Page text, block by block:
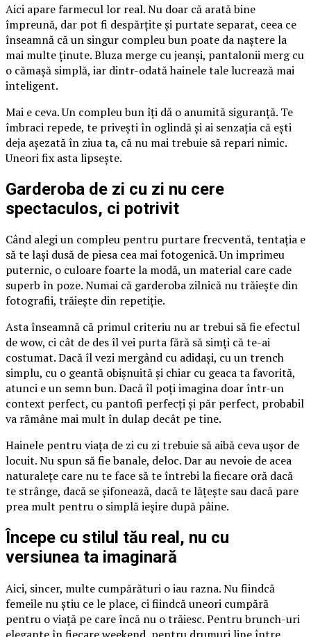
Aici apare farmecul lor real. Nu doar că arată bine
împreună, dar pot fi despărțite și purtate separat, ceea ce
înseamnă că un singur compleu bun poate da naștere la
mai multe ținute. Bluza merge cu jeanși, pantalonii merg cu
o cămașă simplă, iar dintr-odată hainele tale lucrează mai
inteligent.
Mai e ceva. Un compleu bun îți dă o anumită siguranță. Te
îmbraci repede, te privești în oglindă și ai senzația că ești
deja așezată în ziua ta, că nu mai trebuie să repari nimic.
Uneori fix asta lipsește.
Garderoba de zi cu zi nu cere
spectaculos, ci potrivit
Când alegi un compleu pentru purtare frecventă, tentația e
să te lași dusă de piesa cea mai fotogenică. Un imprimeu
puternic, o culoare foarte la modă, un material care cade
superb în poze. Numai că garderoba zilnică nu trăiește din
fotografii, trăiește din repetiție.
Asta înseamnă că primul criteriu nu ar trebui să fie efectul
de wow, ci cât de des îl vei purta fără să simți că te-ai
costumat. Dacă îl vezi mergând cu adidași, cu un trench
simplu, cu o geantă obișnuită și chiar cu geaca ta favorită,
atunci e un semn bun. Dacă îl poți imagina doar într-un
context perfect, cu pantofi perfecți și păr perfect, probabil
va rămâne mai mult în dulap decât pe tine.
Hainele pentru viața de zi cu zi trebuie să aibă ceva ușor de
locuit. Nu spun să fie banale, deloc. Dar au nevoie de acea
naturalețe care nu te face să te întrebi la fiecare oră dacă
te strânge, dacă se șifonează, dacă te lățește sau dacă pare
prea mult pentru o simplă ieșire după pâine.
Începe cu stilul tău real, nu cu
versiunea ta imaginară
Aici, sincer, multe cumpărături o iau razna. Nu fiindcă
femeile nu știu ce le place, ci fiindcă uneori cumpără
pentru o viață pe care încă nu o trăiesc. Pentru brunch-uri